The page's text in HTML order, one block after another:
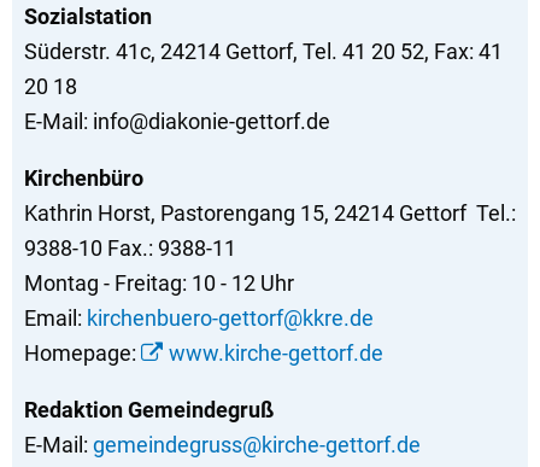
Sozialstation
Süderstr. 41c, 24214 Gettorf, Tel. 41 20 52, Fax: 41
20 18
E-Mail: info@diakonie-gettorf.de
Kirchenbüro
Kathrin Horst, Pastorengang 15, 24214 Gettorf Tel.:
9388-10 Fax.: 9388-11
Montag - Freitag: 10 - 12 Uhr
Email: kirchenbuero-gettorf@kkre.de
Homepage:
www.kirche-gettorf.de
Redaktion Gemeindegruß
E-Mail: gemeindegruss@kirche-gettorf.de